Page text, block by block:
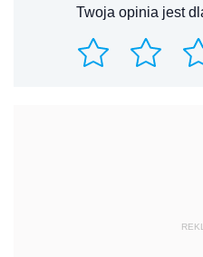
Twoja opinia jest